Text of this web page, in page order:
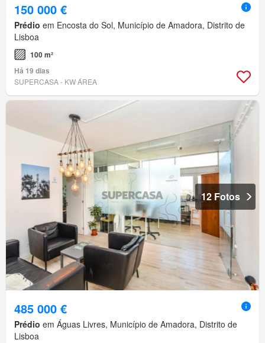
150 000 €
Prédio em Encosta do Sol, Município de Amadora, Distrito de
Lisboa
100 m²
Há 19 dias
SUPERCASA - KW ÁREA
12 Fotos
485 000 €
Prédio em Águas Livres, Município de Amadora, Distrito de
Lisboa